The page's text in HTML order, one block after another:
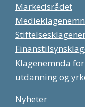
Markedsrådet
Klagenemnda
utdanning og
Nyheter